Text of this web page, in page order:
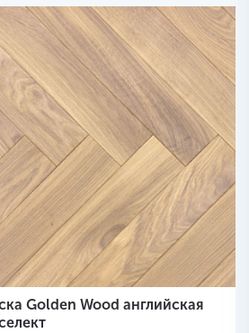
Golden Wood английская